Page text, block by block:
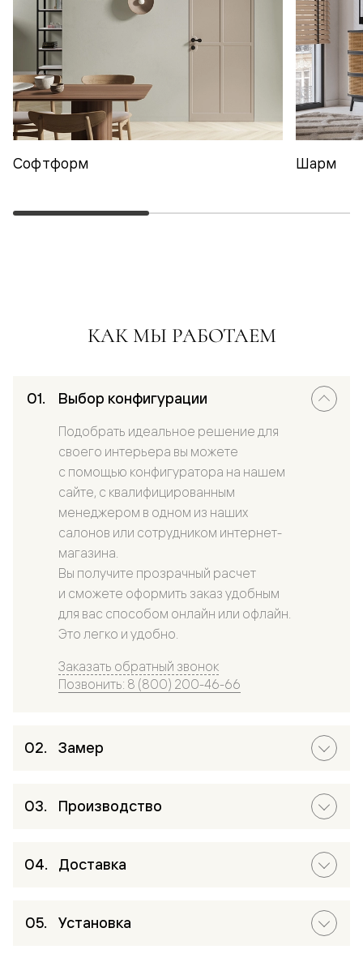
Софтформ Шарм
КАК МЫ РАБОТАЕМ
Выбор конфигурации
Подобрать идеальное решение для
своего интерьера вы можете
с помощью конфигуратора на нашем
сайте, с квалифицированным
менеджером в одном из наших
салонов или сотрудником интернет-
магазина.
Вы получите прозрачный расчет
и сможете оформить заказ удобным
для вас способом онлайн или офлайн.
Это легко и удобно.
Заказать обратный звонок
Позвонить: 8 (800) 200-46-66
Замер
Производство
Доставка
Установка